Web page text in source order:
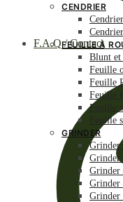
F.A.Q / Contact
CENDRIER
FEUILLE À
Blunt
Feuille
Feuille
Feuille
Feuille
Feuille
GRINDER
Grinder
Grinder
Grinder
Grinder
Grinder